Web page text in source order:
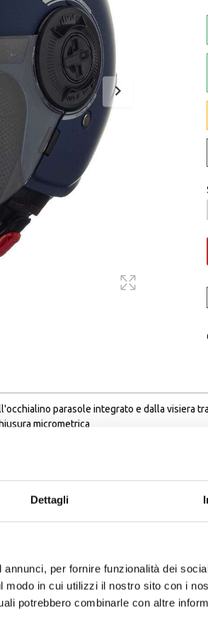
Dettagli
per fornire funzionalità dei
in cui utilizzi il nostro sito con i
potrebbero combinarle con altre
parasole integrato e dalla visiera
micrometrica
molto precisi per fornire migliori